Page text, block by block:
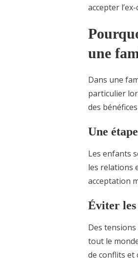
accepter
une
Dans une
particulier
des
Une
Les enfants
les relations
acceptation
Éviter
Des
tout le
de conflits et